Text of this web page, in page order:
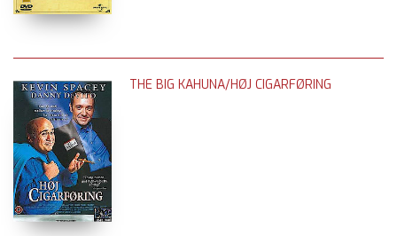
THE BIG KAHUNA/HØJ CIGARFØRING